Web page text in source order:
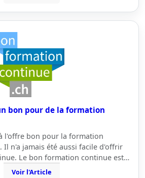
bon pour de la formation
l'offre bon pour la formation
Il n'a jamais été aussi facile d'offrir
Le bon formation continue est…
Voir l'Article